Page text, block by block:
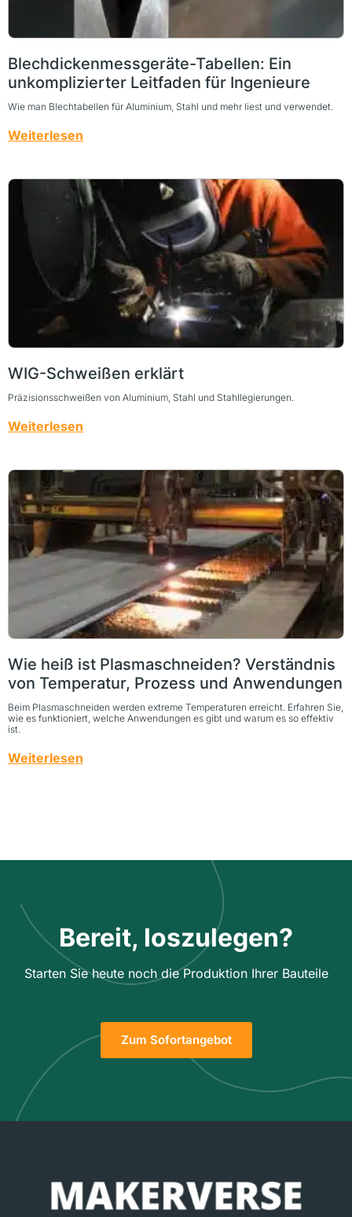
Blechdickenmessgeräte-Tabellen: Ein
unkomplizierter Leitfaden für Ingenieure
Wie man Blechtabellen für Aluminium, Stahl und mehr liest und verwendet.
Weiterlesen
WIG-Schweißen erklärt
Präzisionsschweißen von Aluminium, Stahl und Stahllegierungen.
Weiterlesen
Wie heiß ist Plasmaschneiden? Verständnis
von Temperatur, Prozess und Anwendungen
Beim Plasmaschneiden werden extreme Temperaturen erreicht. Erfahren Sie,
wie es funktioniert, welche Anwendungen es gibt und warum es so effektiv
ist.
Weiterlesen
Bereit, loszulegen?
Starten Sie heute noch die Produktion Ihrer Bauteile
Zum Sofortangebot